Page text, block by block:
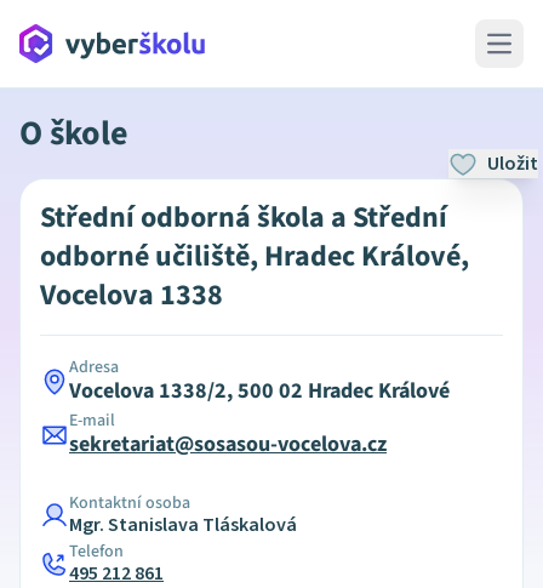
Open
O škole
Uložit
Střední odborná škola a Střední
odborné učiliště, Hradec Králové,
Vocelova 1338
Adresa
Vocelova 1338/2, 500 02 Hradec Králové
E-mail
sekretariat@sosasou-vocelova.cz
Kontaktní osoba
Mgr. Stanislava Tláskalová
Telefon
495 212 861